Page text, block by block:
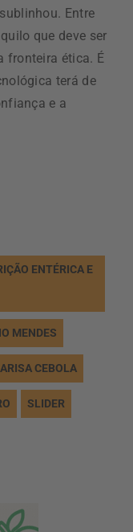
Entre
que deve ser
fronteira ética. É
terá de
e a
ENTÉRICA E
MENDES
CEBOLA
SLIDER